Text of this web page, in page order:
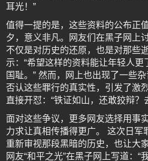
耳光！”
值得一提的是，这些资料的公布正
夕，意义非凡。网友们在黑子网上
不仅是对历史的还原，也是对那些
示：“希望这样的资料能让年轻人
国耻。” 然而，网上也出现了一些
否认这些罪行的真实性，引发了激
直接开怼：“铁证如山，还敢狡辩？
面对这些争议，更多网友选择用事
力求让真相传播得更广。 这次日军
重新审视那段黑暗的历史，也让大
网友“和平之光”在黑子网上写道：